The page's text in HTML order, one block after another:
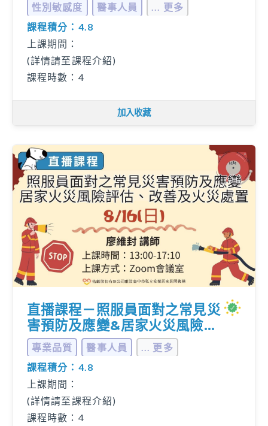
性別敏感度 醫事人員
... 更多
課程積分：4.8
上課期間：
(詳情請至課程介紹)
課程時數：4
加入收藏
直播課程－照服員面對之常見災
害預防及應變&居家火災風險評
估、改善及火災處置
專業品質 醫事人員
... 更多
課程積分：4.8
上課期間：
(詳情請至課程介紹)
課程時數：4